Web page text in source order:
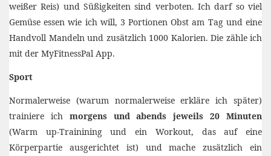
weißer Reis) und Süßigkeiten sind verboten. Ich darf so viel
Gemüse essen wie ich will, 3 Portionen Obst am Tag und eine
Handvoll Mandeln und zusätzlich 1000 Kalorien. Die zähle ich
mit der MyFitnessPal App.
Sport
Normalerweise (warum normalerweise erkläre ich später)
trainiere ich morgens und abends jeweils 20 Minuten
(Warm up-Trainining und ein Workout, das auf eine
Körperpartie ausgerichtet ist) und mache zusätzlich ein